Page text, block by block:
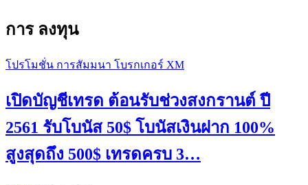
การ ลงทุน
โปรโมชั่น การสัมมนา โบรกเกอร์ XM
เปิดบัญชีเทรด ต้อนรับช่วงสงกรานต์ ปี
2561 รับโบนัส 50$ โบนัสเงินฝาก 100%
สูงสุดถึง 500$ เทรดครบ 3…